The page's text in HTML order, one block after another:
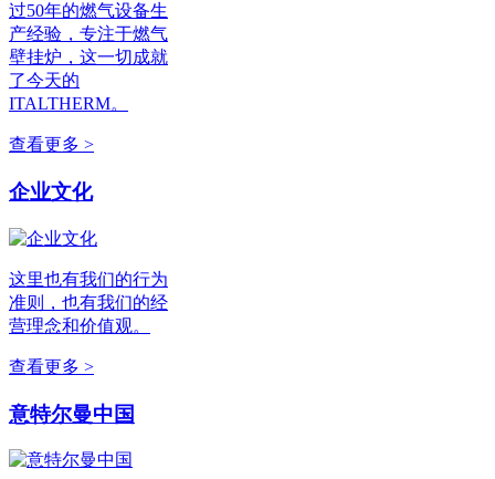
过50年的燃气设备生
产经验，专注于燃气
壁挂炉，这一切成就
了今天的
ITALTHERM。
查看更多 >
企业文化
这里也有我们的行为
准则，也有我们的经
营理念和价值观。
查看更多 >
意特尔曼中国